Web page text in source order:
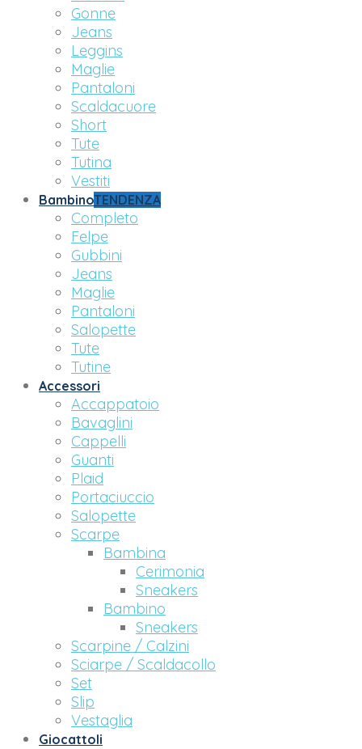
Gonne
Jeans
Leggins
Maglie
Pantaloni
Scaldacuore
Short
Tute
Tutina
Vestiti
BambinoTENDENZA
Completo
Felpe
Gubbini
Jeans
Maglie
Pantaloni
Salopette
Tute
Tutine
Accessori
Accappatoio
Bavaglini
Cappelli
Guanti
Plaid
Portaciuccio
Salopette
Scarpe
Bambina
Cerimonia
Sneakers
Bambino
Sneakers
Scarpine / Calzini
Sciarpe / Scaldacollo
Set
Slip
Vestaglia
Giocattoli